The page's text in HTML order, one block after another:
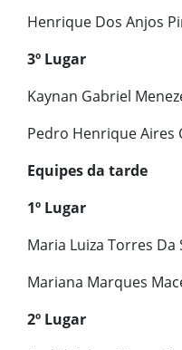
Henrique Dos Anjos
3º Lugar
Kaynan Gabriel
Pedro Henrique Aires
Equipes da tarde
1º Lugar
Maria Luiza Torres Da
Mariana Marques
2º Lugar